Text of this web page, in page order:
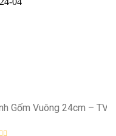
Gốm Vuông 24cm –